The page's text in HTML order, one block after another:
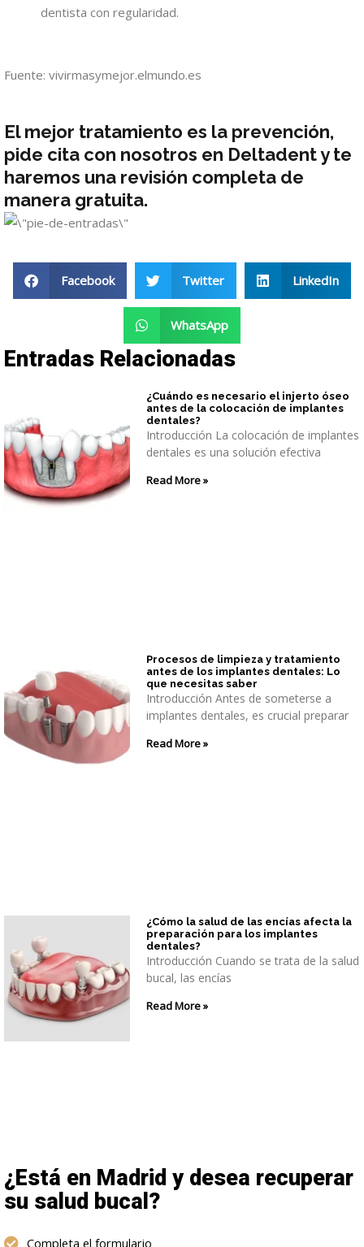
dentista con regularidad.
Fuente: vivirmasymejor.elmundo.es
El mejor tratamiento es la prevención,
pide cita con nosotros en Deltadenty te
haremos una revisión completa de
manera gratuita.
Facebook Twitter LinkedIn
WhatsApp
Entradas Relacionadas
¿Cuándo es necesario el injerto óseo
antes de la colocación de implantes
dentales?
Introducción La colocación de implantes
dentales es una solución efectiva
Read More »
Procesos de limpieza y tratamiento
antes de los implantes dentales: Lo
que necesitas saber
Introducción Antes de someterse a
implantes dentales, es crucial preparar
Read More »
¿Cómo la salud de las encías afecta la
preparación para los implantes
dentales?
Introducción Cuando se trata de la salud
bucal, las encías
Read More »
¿Está en Madrid y desea recuperar
su salud bucal?
Completa el formulario